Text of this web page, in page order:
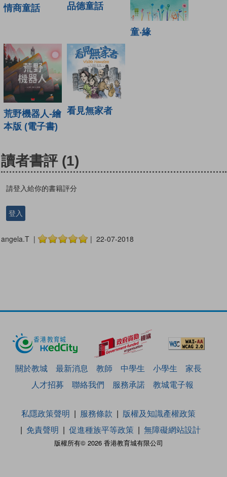
情商童話 品德童話
童‧緣
荒野機器人-繪
本版 (電子書)
看見無家者
讀者書評 (1)
請登入給你的書籍評分
登入
angela.T | | 22-07-2018
關於教城 最新消息 教師 中學生 小學生
家長
人才招募
聯絡我們 服務承諾 教城電子報
版權所有© 2026 香港教育城有限公司
私隱政策聲明 服務條款
版權及知識產權政策
免責聲明
促進種族平等政策 無障礙網站設計